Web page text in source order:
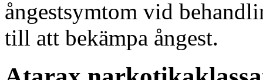
ångestsymtom vid
till att bekämpa ångest.